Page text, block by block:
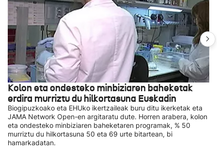
Kolon eta ondesteko minbiziaren baheketak
erdira murriztu du hilkortasuna Euskadin
Biogipuzkoako eta EHUko ikertzaileak buru ditu ikerketak eta
JAMA Network Open-en argitaratu dute. Horren arabera, kolon
eta ondesteko minbiziaren baheketaren programak, % 50
murriztu du hilkortasuna 50 eta 69 urte bitartean, bi
hamarkadatan.